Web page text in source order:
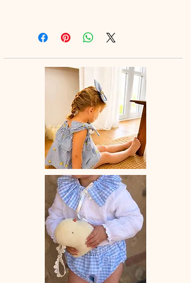
raffinée et poétique 🎀
☀️ Facile à porter au quotidien, elle
s’associe parfaitement avec un jean,
un short ou une jupe fluide pour une
silhouette naturelle et élégante.
🤍 Une coupe pensée pour sublimer
toutes les morphologies avec confort
et délicatesse.
👩‍👧 À porter seule ou en duo avec
votre mini pour un tendre look matchy
matchy plein de charme.
🪡 Chaque pièce est confectionnée
artisanalement avec soin dans notre
atelier au Pays Basque.
🧵 Détails :
choisie)
pour la peau & respectueux de
l’environnement.
Confection artisanale dans notre
atelier au Pays Basque